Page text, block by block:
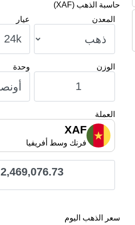
حاسبة الذهب (XAF)
المعدن
عيار
الوزن وحدة
العملة
XAF
فرنك وسط أفريفيا
2,469,076.73
سعر الذهب اليوم